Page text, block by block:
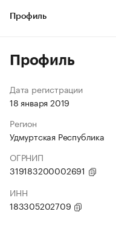
Профиль
Профиль
Дата регистрации
18 января 2019
Регион
Удмуртская Республика
ОГРНИП
319183200002691
ИНН
183305202709